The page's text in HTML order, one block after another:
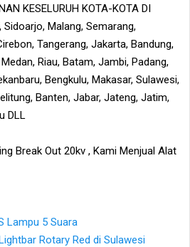
KESELURUH KOTA-KOTA DI
Sidoarjo, Malang, Semarang,
Tangerang, Jakarta, Bandung,
Riau, Batam, Jambi, Padang,
Bengkulu, Makasar, Sulawesi,
Banten, Jabar, Jateng, Jatim,
DLL
Break Out 20kv , Kami Menjual Alat
Lampu 5 Suara
Rotary Red di Sulawesi